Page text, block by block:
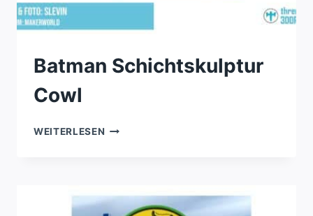
Batman Schichtskulptur
Cowl
WEITERLESEN BATMAN